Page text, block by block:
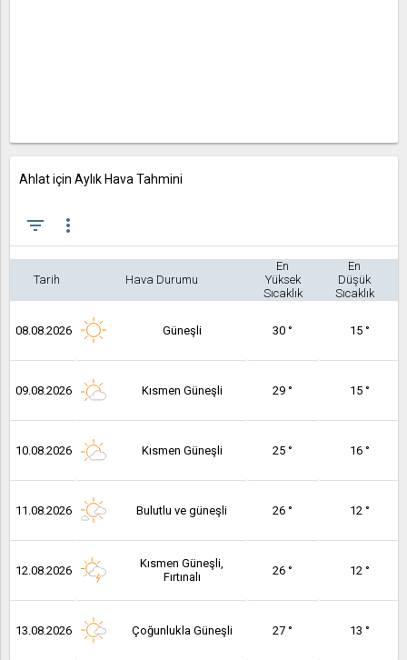
Ahlat için Aylık Hava Tahmini
filter_list more_vert
Tarih Hava Durumu
En
Yüksek
Sıcaklık
En
Düşük
Sıcaklık
08.08.2026 Güneşli 30 ° 15 °
09.08.2026 Kısmen Güneşli 29 ° 15 °
10.08.2026 Kısmen Güneşli 25 ° 16 °
11.08.2026 Bulutlu ve güneşli 26 ° 12 °
12.08.2026
Kısmen Güneşli,
Fırtınalı
26 ° 12 °
13.08.2026 Çoğunlukla Güneşli 27 ° 13 °